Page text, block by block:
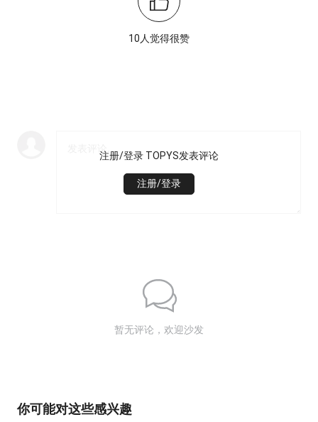
10人觉得很赞
注册/登录 TOPYS发表评论
注册/登录
暂无评论，欢迎沙发
你可能对这些感兴趣